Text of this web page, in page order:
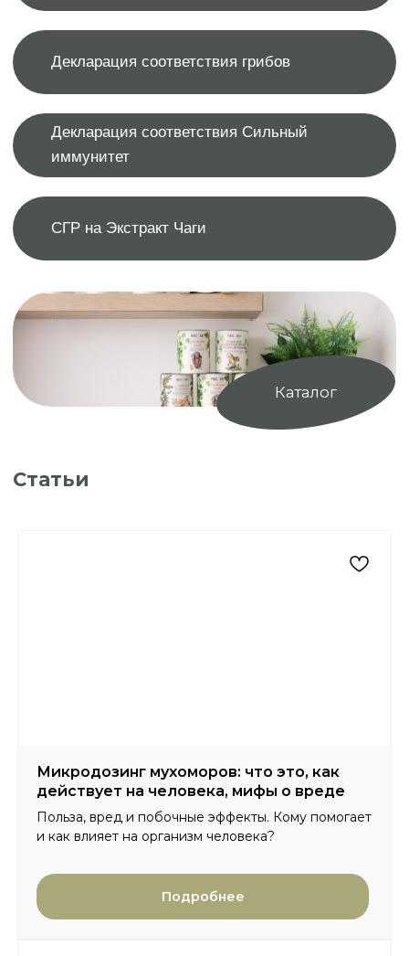
Микродозинг мухоморов: что это, как
действует на человека, мифы о вреде
Польза, вред и побочные эффекты. Кому помогает
и как влияет на организм человека?
Подробнее